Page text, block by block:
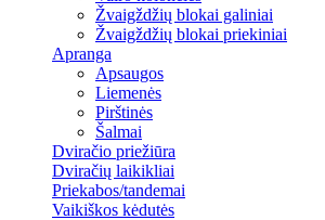
Žvaigždžių blokai galiniai
Žvaigždžių blokai priekiniai
Apranga
Apsaugos
Liemenės
Pirštinės
Šalmai
Dviračio priežiūra
Dviračių laikikliai
Priekabos/tandemai
Vaikiškos kėdutės